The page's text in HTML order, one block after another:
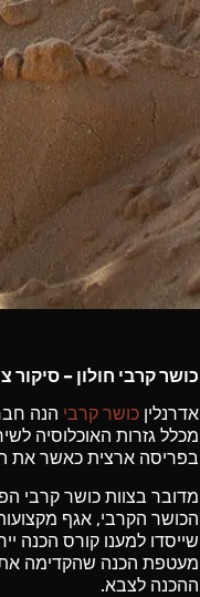
כושר קרבי חולון – סיקור
אדרנלין כושר קרבי הנה
מכלל גזרות האוכלוסיה
בפריסה ארצית כאשר את
מדובר בצוות כושר קרבי
הכושר הקרבי, אגף
שייסדו למענו קורס הכנה
מעטפת הכנה שהקדימה את
ההכנה לצבא.